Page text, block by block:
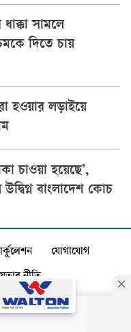
ধাক্কা সামলে
দিতে চায়
হওয়ার লড়াইয়ে
চাওয়া হয়েছে’,
উদ্বিগ্ন বাংলাদেশ কোচ
যোগাযোগ
নীতি